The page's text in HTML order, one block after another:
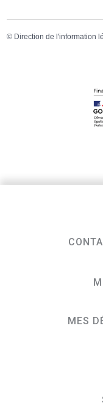
© Direction de l'information
MES